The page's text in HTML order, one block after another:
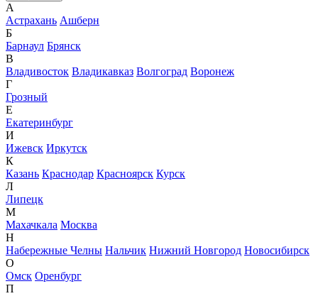
А
Астрахань Ашберн
Б
Барнаул Брянск
В
Владивосток Владикавказ Волгоград Воронеж
Г
Грозный
Е
Екатеринбург
И
Ижевск Иркутск
К
Казань Краснодар Красноярск Курск
Л
Липецк
М
Махачкала Москва
Н
Набережные Челны Нальчик Нижний Новгород Новосибирск
О
Омск Оренбург
П